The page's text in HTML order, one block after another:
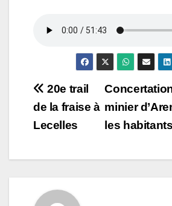
Navigation
de
minier
les habitants
20e trail
de la fraise à
Lecelles